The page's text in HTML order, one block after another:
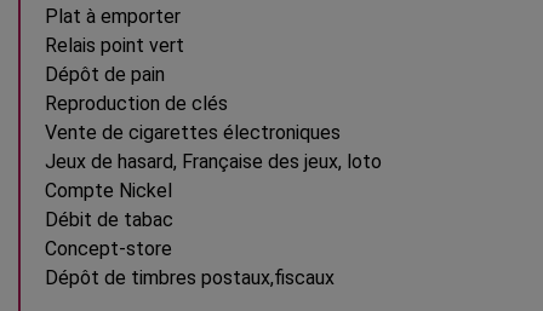
Plat à emporter
Relais point vert
Dépôt de pain
Reproduction de clés
Vente de cigarettes électroniques
Jeux de hasard, Française des jeux, loto
Compte Nickel
Débit de tabac
Concept-store
Dépôt de timbres postaux,fiscaux